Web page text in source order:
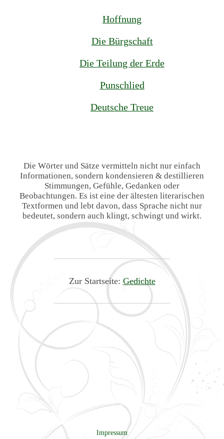
Hoffnung
Die Bürgschaft
Die Teilung der Erde
Punschlied
Deutsche Treue
Die Wörter und Sätze vermitteln nicht nur einfach
Informationen, sondern kondensieren & destillieren
Stimmungen, Gefühle, Gedanken oder
Beobachtungen. Es ist eine der ältesten literarischen
Textformen und lebt davon, dass Sprache nicht nur
bedeutet, sondern auch klingt, schwingt und wirkt.
Zur Startseite: Gedichte
Impressum